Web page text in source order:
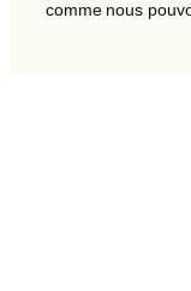
comme nous